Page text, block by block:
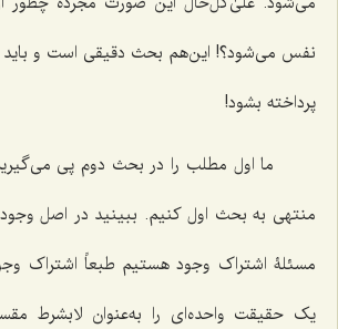
نفس می‌شود؟! این‌هم بحث دقیقی است و باید
پرداخته بشود!
ما اول مطلب را در بحث دوم پی می‌گیریم
منتهی به بحث اول کنیم. ببینید در اصل
مسئلۀ اشتراک وجود هستیم طبعاً اشتراک
یک حقیقت واحده‌ای را به‌عنوان لابشرط